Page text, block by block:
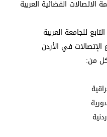
الفضائية العربية
للجامعة العربية
في الأردن
من: